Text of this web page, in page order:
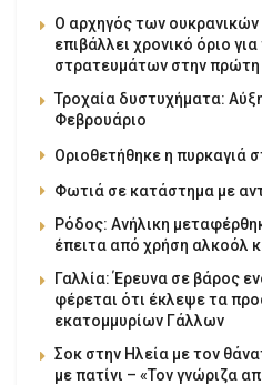
Ο αρχηγός των
επιβάλλει χρονικό όριο
στρατευμάτων στην πρώτη
Τροχαία δυστυχήματα:
Φεβρουάριο
Οριοθετήθηκε η πυρκαγιά
Φωτιά σε κατάστημα με
Ρόδος: Ανήλικη
έπειτα από χρήση αλκοόλ
Γαλλία: Έρευνα σε βάρος
φέρεται ότι έκλεψε τα
εκατομμυρίων Γάλλων
Σοκ στην Ηλεία με τον
με πατίνι – «Τον γνώριζα